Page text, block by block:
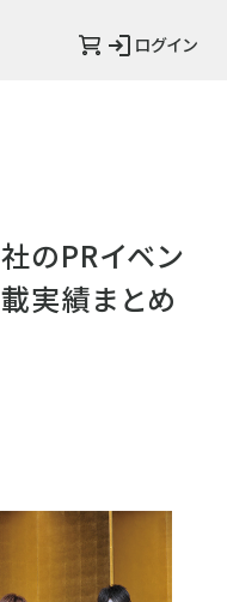
ログイン
のPRイベン
載実績まとめ